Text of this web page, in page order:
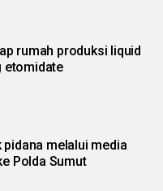
rumah produksi liquid
etomidate
pidana melalui media
Polda Sumut